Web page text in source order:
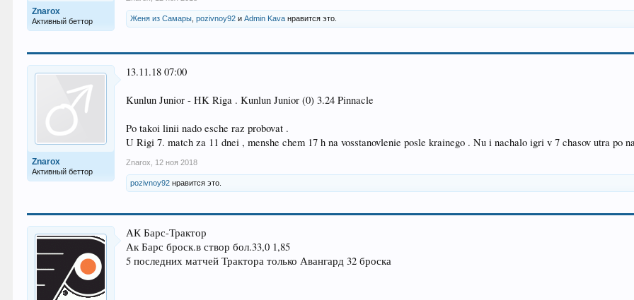
Znarox
Активный беттор Женя из Самары ,pozivnoy92 иAdmin Kava нравится это.
Znarox
Активный беттор
13.11.18 07:00
Kunlun Junior - HK Riga . Kunlun Junior (0) 3.24 Pinnacle
Po takoi linii nado esche raz probovat .
U Rigi 7. match za 11 dnei , menshe chem 17 h na vosstanovlenie posle krainego . Nu i nachalo igri v 7 chasov utra po
Znarox 12 ноя 2018
pozivnoy92 нравится это.
АК Барс-Трактор
Ак Барс броск.в створ бол.33,0 1,85
5 последних матчей Трактора только Авангард 32 броска